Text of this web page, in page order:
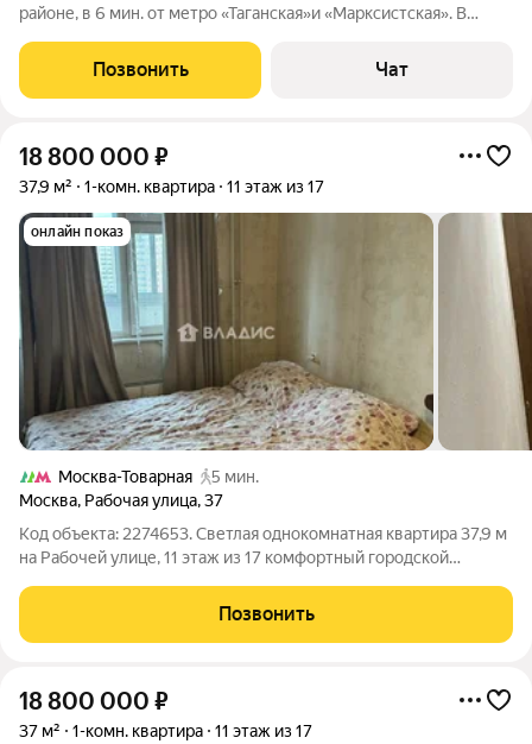
районе, в 6 мин. от метро «Таганская»и «Марксистская». В
хорошем состоянии, Вам требуется сделать ремонт по своему
желанию. Квартира на
Позвонить Чат
18 800 000 ₽
37,9 м² 1-комн. квартира 11 этаж из 17
онлайн показ
Москва-Товарная
5 мин.
Москва, Рабочая улица,37
Код объекта: 2274653. Светлая однокомнатная квартира 37,9 м
на Рабочей улице, 11 этаж из 17 комфортный городской
обновление под свой вкус. Лоджия добавляет пространство и
место для утреннего кофе или
Позвонить
18 800 000 ₽
37 м² 1-комн. квартира 11 этаж из 17